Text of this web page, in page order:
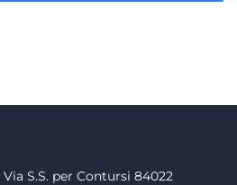
S.S. per Contursi 84022